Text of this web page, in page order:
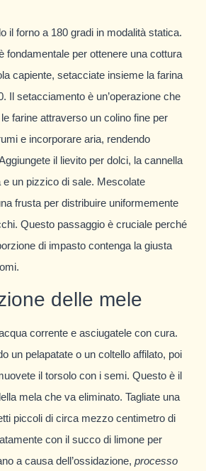
il forno a 180 gradi in modalità statica.
fondamentale per ottenere una cottura
capiente, setacciate insieme la farina
Il setacciamento è un’operazione che
farine attraverso un colino fine per
e incorporare aria, rendendo
il lievito per dolci, la cannella
e un pizzico di sale. Mescolate
frusta per distribuire uniformemente
Questo passaggio è cruciale perché
di impasto contenga la giusta
delle mele
corrente e asciugatele con cura.
un pelapatate o un coltello affilato, poi
il torsolo con i semi. Questo è il
mela che va eliminato. Tagliate una
piccoli di circa mezzo centimetro di
con il succo di limone per
a causa dell’ossidazione, processo